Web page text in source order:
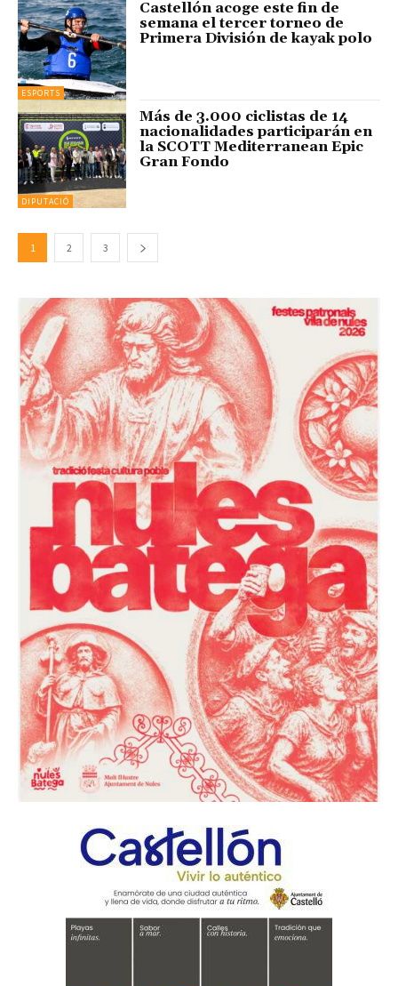
ESPORTS
Castellón acoge este fin de
semana el tercer torneo de
Primera División de kayak polo
DIPUTACIÓ
Más de 3.000 ciclistas de 14
nacionalidades participarán en
la SCOTT Mediterranean Epic
Gran Fondo
1 2 3